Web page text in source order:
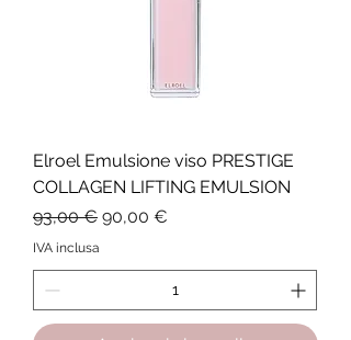
Elroel Emulsione viso PRESTIGE
COLLAGEN LIFTING EMULSION
Prezzo regolare
93,00 € Prezzo scontato
90,00 €
IVA inclusa